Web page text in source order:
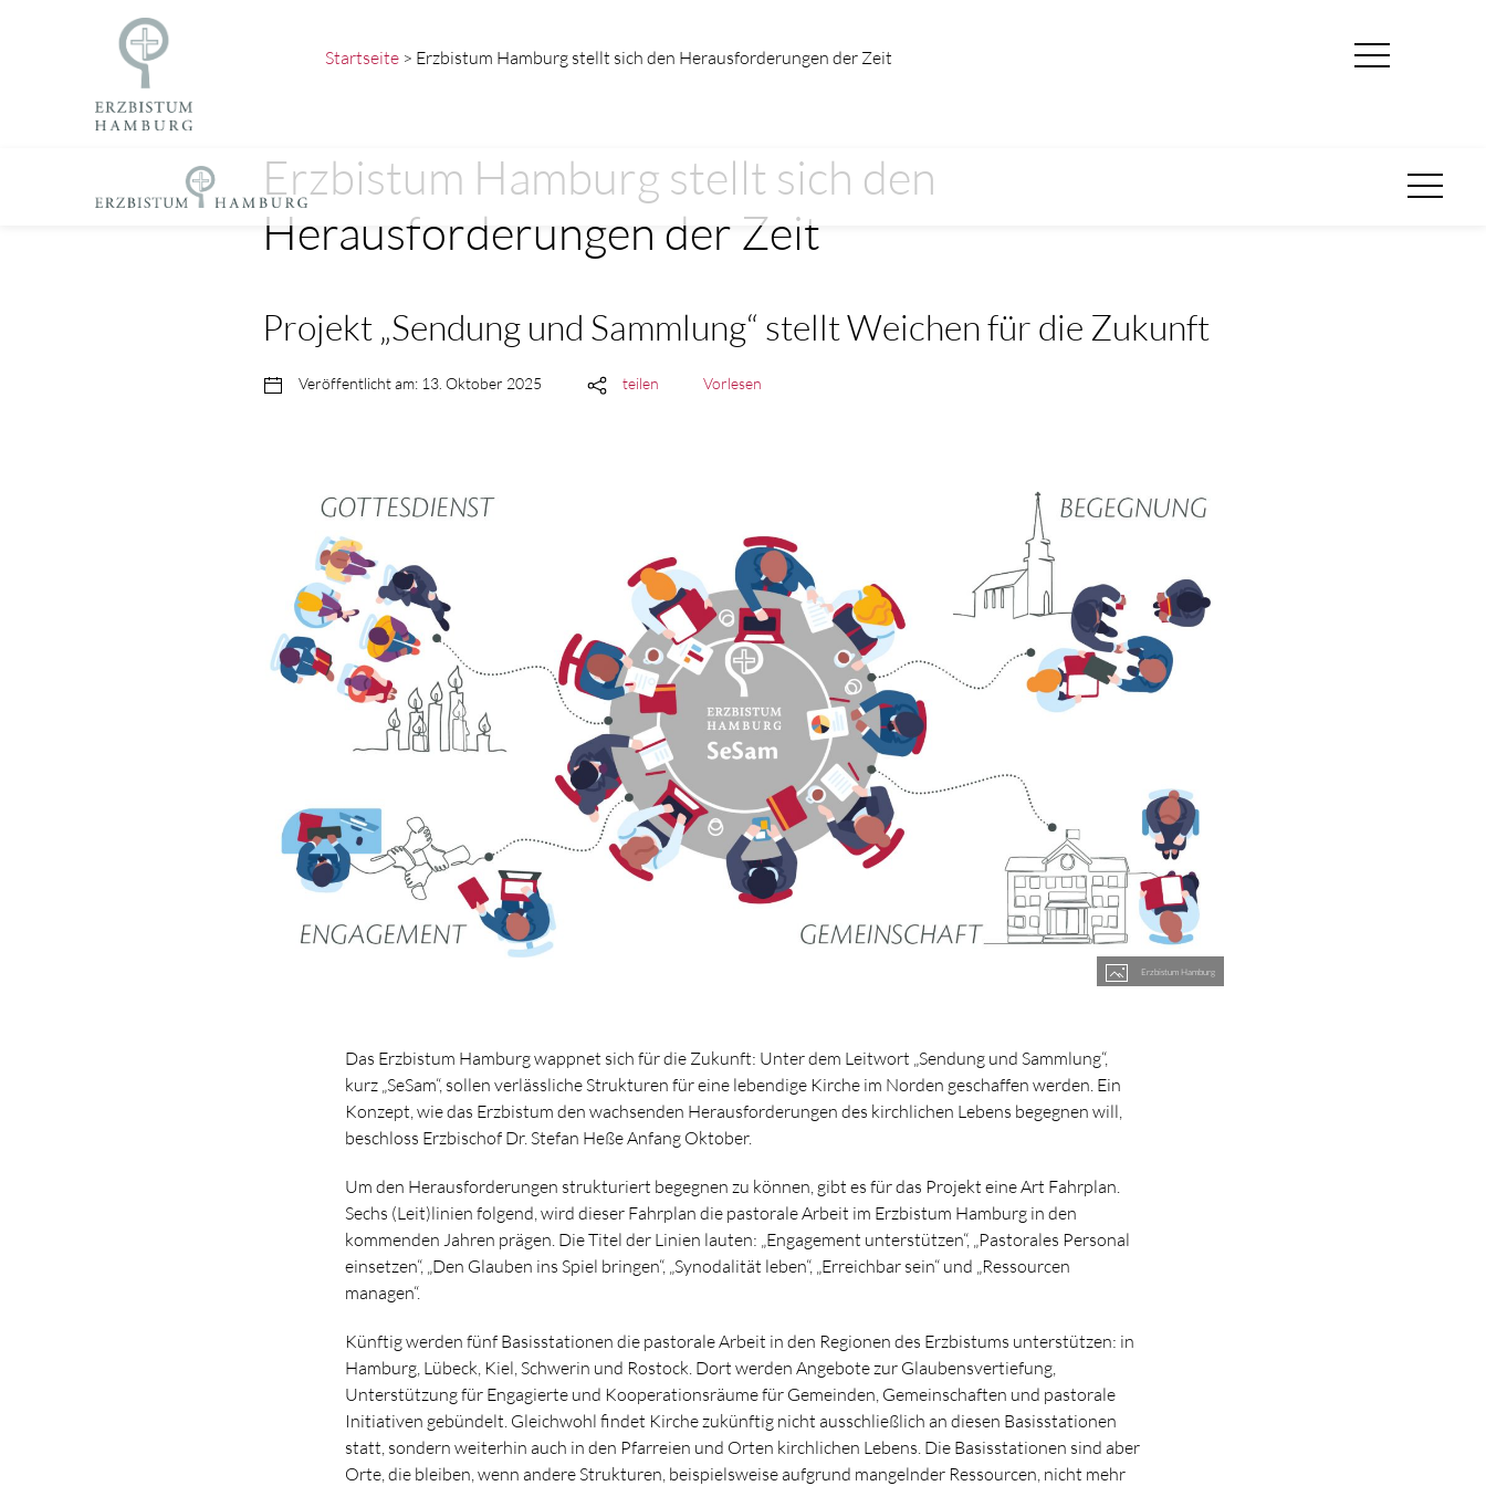
Startseite > Erzbistum Hamburg stellt sich den Herausforderungen der Zeit
Erzbistum Hamburg stellt sich den
Herausforderungen der Zeit
Projekt „Sendung und Sammlung“ stellt Weichen für die Zukunft
Veröffentlicht am: 13. Oktober 2025 teilen Vorlesen
Erzbistum Hamburg
Das Erzbistum Hamburg wappnet sich für die Zukunft: Unter dem Leitwort „Sendung und Sammlung“,
kurz „SeSam“, sollen verlässliche Strukturen für eine lebendige Kirche im Norden geschaffen werden. Ein
Konzept, wie das Erzbistum den wachsenden Herausforderungen des kirchlichen Lebens begegnen will,
beschloss Erzbischof Dr. Stefan Heße Anfang Oktober.
Um den Herausforderungen strukturiert begegnen zu können, gibt es für das Projekt eine Art Fahrplan.
Sechs (Leit)linien folgend, wird dieser Fahrplan die pastorale Arbeit im Erzbistum Hamburg in den
kommenden Jahren prägen. Die Titel der Linien lauten: „Engagement unterstützen“, „Pastorales Personal
einsetzen“, „Den Glauben ins Spiel bringen“, „Synodalität leben“, „Erreichbar sein“ und „Ressourcen
managen“.
Künftig werden fünf Basisstationen die pastorale Arbeit in den Regionen des Erzbistums unterstützen: in
Hamburg, Lübeck, Kiel, Schwerin und Rostock. Dort werden Angebote zur Glaubensvertiefung,
Unterstützung für Engagierte und Kooperationsräume für Gemeinden, Gemeinschaften und pastorale
Initiativen gebündelt. Gleichwohl findet Kirche zukünftig nicht ausschließlich an diesen Basisstationen
statt, sondern weiterhin auch in den Pfarreien und Orten kirchlichen Lebens. Die Basisstationen sind aber
Orte, die bleiben, wenn andere Strukturen, beispielsweise aufgrund mangelnder Ressourcen, nicht mehr